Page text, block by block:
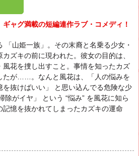
ャグ満載の短編連作ラブ・コメディ！
「山姫一族」。その末裔と名乗る少女・
ズキの前に現われた。彼女の目的は、
風花を捜し出すこと。事情を知ったカズ
たが……。なんと風花は、「人の悩みを
抜けばいい」 と思い込んでる危険な少
除がイヤ」 という “悩み” を風花に知ら
憶を抜かれてしまったカズキの運命